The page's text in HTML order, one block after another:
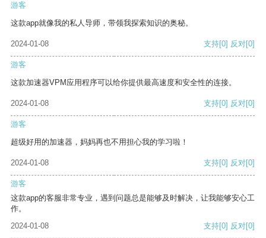
游客
这款app就像我的私人导师，带领我探索知识的奥秘。
2024-01-08 支持[0] 反对[0]
游客
这款加速器VPM应用程序可以给你提供最高速度和安全性的连接。
2024-01-08 支持[0] 反对[0]
游客
超级好用的加速器，妈妈再也不用担心我的学习啦！
2024-01-08 支持[0] 反对[0]
游客
这款app的客服非常专业，遇到问题总是能够及时解决，让我能够安心工
作。
2024-01-08
支持[0] 反对[0]